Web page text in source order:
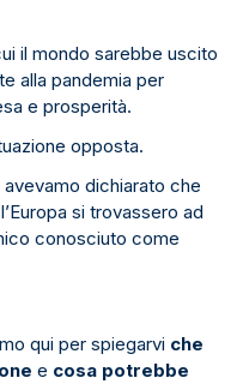
il mondo sarebbe uscito
alla pandemia per
e prosperità.
opposta.
dichiarato che
si trovassero ad
conosciuto come
qui per spiegarvi che
e cosa potrebbe